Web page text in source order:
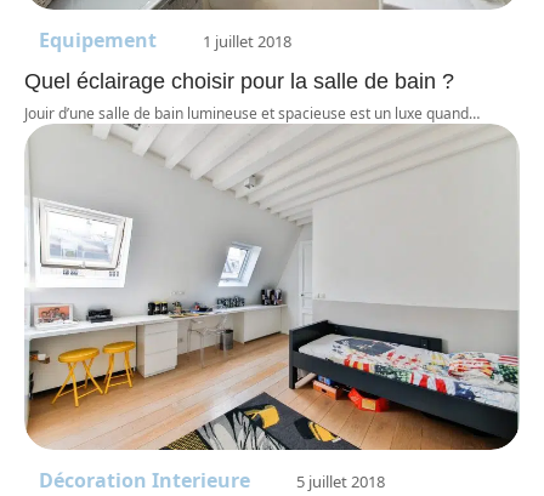
Equipement 1 juillet 2018
Quel éclairage choisir pour la salle de bain ?
Jouir d’une salle de bain lumineuse et spacieuse est un luxe quand…
Décoration Interieure 5 juillet 2018